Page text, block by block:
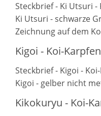
Steckbrief - Ki Utsuri
Ki Utsuri - schwarze
Zeichnung auf dem
Kigoi - Koi-
Steckbrief - Kigoi -
Kigoi - gelber nicht
Kikokuryu - Koi-